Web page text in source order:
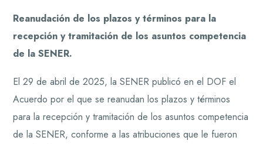
Reanudación de los plazos y términos para la
recepción y tramitación de los asuntos competencia
de la SENER.
El 29 de abril de 2025, la SENER publicó en el DOF el
Acuerdo por el que se reanudan los plazos y términos
para la recepción y tramitación de los asuntos competencia
de la SENER, conforme a las atribuciones que le fueron